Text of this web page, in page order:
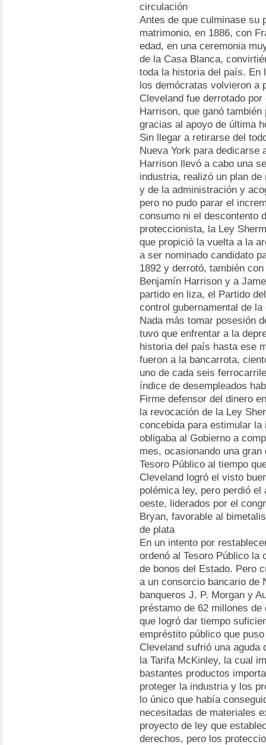
circulación
Antes de que culminase su
matrimonio, en 1886, con
edad, en una ceremonia
de la Casa Blanca,
toda la historia del país. En
los demócratas volvieron a
Cleveland fue derrotado
Harrison, que ganó
gracias al apoyo de última
Sin llegar a retirarse del
Nueva York para dedicarse
Harrison llevó a cabo una
industria, realizó un plan
y de la administración y
pero no pudo parar el
consumo ni el descontento
proteccionista, la Ley
que propició la vuelta a la
a ser nominado candidato
1892 y derrotó, también
Benjamín Harrison y a
partido en liza, el Partido
control gubernamental de
Nada más tomar posesión
tuvo que enfrentar a la
historia del país hasta ese
fueron a la bancarrota,
uno de cada seis
índice de desempleados
Firme defensor del dinero
la revocación de la Ley
concebida para estimular
obligaba al Gobierno a
mes, ocasionando una
Tesoro Público al tiempo
Cleveland logró el visto
polémica ley, pero perdió
oeste, liderados por el
Bryan, favorable al
de plata
En un intento por
ordenó al Tesoro Público la
de bonos del Estado. Pero
a un consorcio bancario de
banqueros J. P. Morgan y
préstamo de 62 millones
que logró dar tiempo
empréstito público que
Cleveland sufrió una
la Tarifa McKinley, la cual
bastantes productos
proteger la industria y los
lo único que había
necesitadas de materiales
proyecto de ley que
derechos, pero los